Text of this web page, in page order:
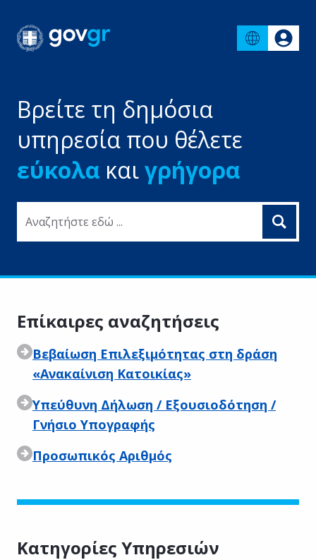
Βρείτε τη δημόσια
υπηρεσία που θέλετε
εύκολα καιγρήγορα
Επίκαιρες αναζητήσεις
Βεβαίωση Επιλεξιμότητας στη δράση
«Ανακαίνιση Κατοικίας»
Υπεύθυνη Δήλωση / Εξουσιοδότηση /
Γνήσιο Υπογραφής
Προσωπικός Αριθμός
Κατηγορίες Υπηρεσιών